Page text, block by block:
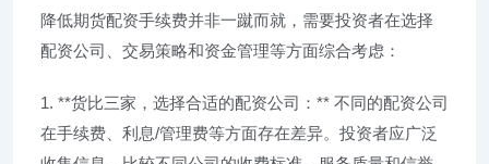
降低期货配资手续费并非一蹴而就，需要投资者在选择
配资公司、交易策略和资金管理等方面综合考虑：
1. **货比三家，选择合适的配资公司：** 不同的配资公司
在手续费、利息/管理费等方面存在差异。投资者应广泛